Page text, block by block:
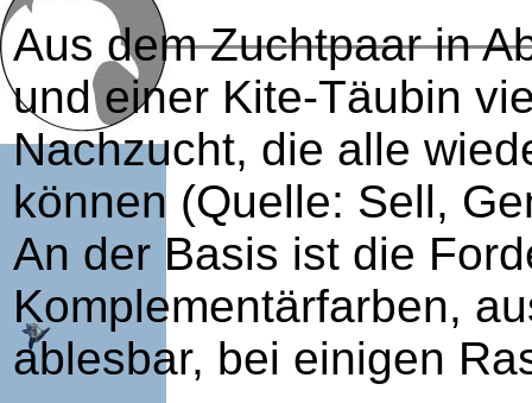
Aus dem Zuchtpaar in
und einer Kite-Täubin
Nachzucht, die alle
können (Quelle: Sell,
An der Basis ist die
Komplementärfarben,
ablesbar, bei einigen